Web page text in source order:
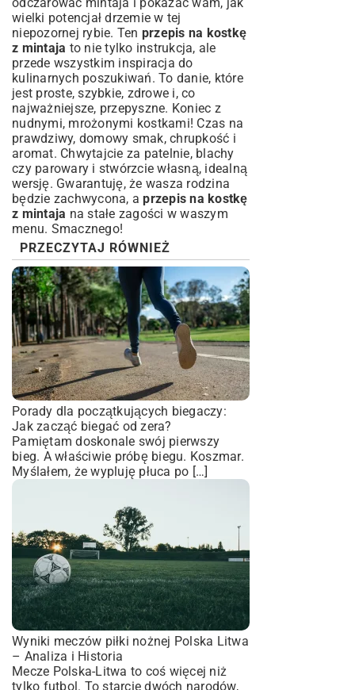
wielki potencjał drzemie w tej
niepozornej rybie. Ten przepis na kostkę
z mintaja to nie tylko instrukcja, ale
przede wszystkim inspiracja do
kulinarnych poszukiwań. To danie, które
jest proste, szybkie, zdrowe i, co
najważniejsze, przepyszne. Koniec z
nudnymi, mrożonymi kostkami! Czas na
prawdziwy, domowy smak, chrupkość i
aromat. Chwytajcie za patelnie, blachy
czy parowary i stwórzcie własną, idealną
wersję. Gwarantuję, że wasza rodzina
będzie zachwycona, aprzepis na kostkę
z mintaja na stałe zagości w waszym
menu. Smacznego!
PRZECZYTAJ RÓWNIEŻ
Porady dla początkujących biegaczy:
Jak zacząć biegać od zera?
Pamiętam doskonale swój pierwszy
bieg. A właściwie próbę biegu. Koszmar.
Myślałem, że wypluję płuca po […]
Wyniki meczów piłki nożnej Polska Litwa
– Analiza i Historia
Mecze Polska-Litwa to coś więcej niż
tylko futbol. To starcie dwóch narodów,